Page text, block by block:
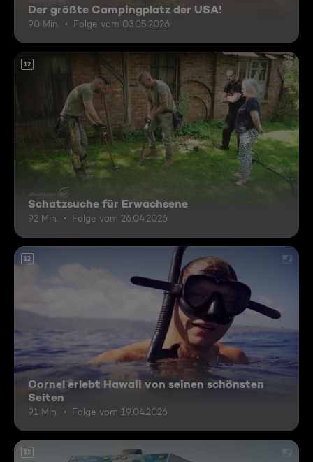
Der größte Campingplatz der USA!
90 Min. Folge vom 03.05.2026
12
Schatzsuche für Erwachsene
92 Min. Folge vom 26.04.2026
12
Cornel erlebt Hawaii von seinen schönsten
Seiten
91 Min. Folge vom 19.04.2026
12